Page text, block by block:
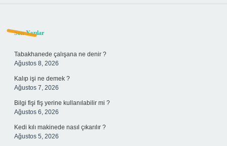
Sidebar
Son Yazılar
Tabakhanede çalışana ne denir ?
Ağustos 8, 2026
Kalıp işi ne demek ?
Ağustos 7, 2026
Bilgi fişi fiş yerine kullanılabilir mi ?
Ağustos 6, 2026
Kedi kılı makinede nasıl çıkarılır ?
Ağustos 5, 2026